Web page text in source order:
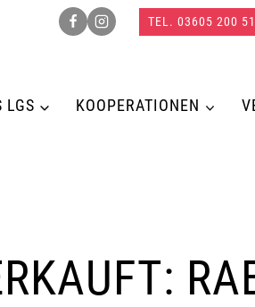
TEL. 03605 200
LGS KOOPERATIONEN